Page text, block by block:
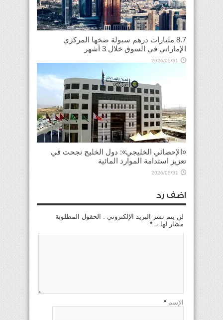
8.7 مليارات درهم سيولة ضخها المركزي
الإماراتي في السوق خلال 3 أشهر
2026/05/31
«الإحصائي الخليجي»: دول الخليج نجحت في
تعزيز استدامة الموارد المائية
2026/05/31
اضف رد
لن يتم نشر البريد الإلكتروني . الحقول المطلوبة
مشار لها بـ *
الإسم *